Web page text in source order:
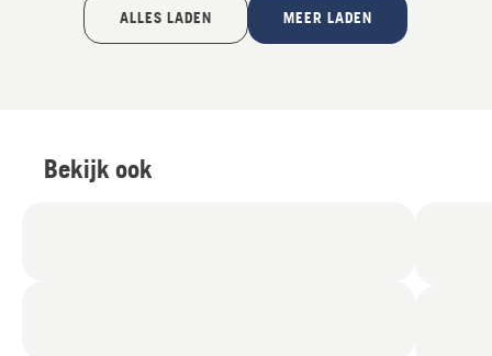
ALLES LADEN MEER LADEN
Bekijk ook